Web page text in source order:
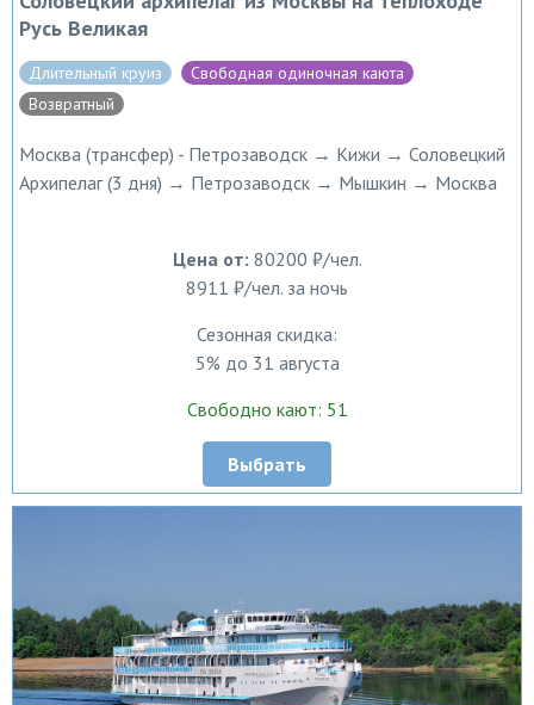
Русь Великая
Длительный круиз
Свободная одиночная каюта
Возвратный
Москва (трансфер) - Петрозаводск → Кижи → Соловецкий
Архипелаг (3 дня) → Петрозаводск → Мышкин → Москва
Цена от: 80200 ₽/чел.
8911 ₽/чел. за ночь
Сезонная скидка:
5% до 31 августа
Свободно кают: 51
Выбрать